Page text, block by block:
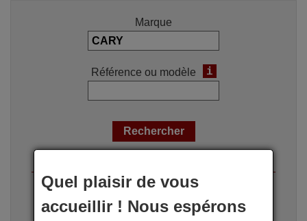
Marque
Référence ou modèle i
Recherche Avancée
Quel plaisir de vous
accueillir ! Nous espérons